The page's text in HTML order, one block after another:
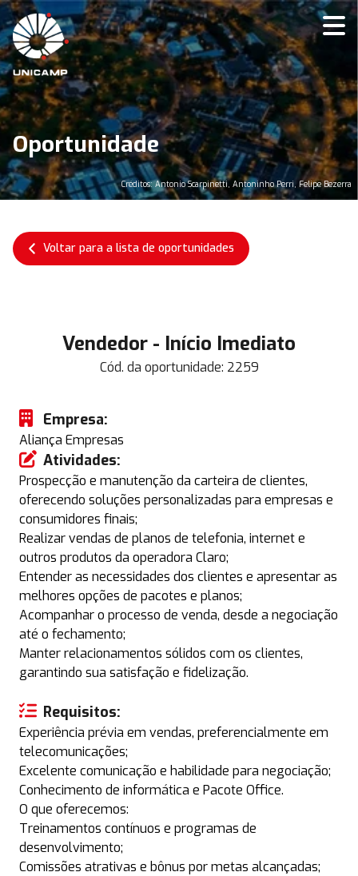
Oportunidade
Créditos: Antonio Scarpinetti, Antoninho Perri, Felipe Bezerra
Voltar para a lista de oportunidades
Vendedor - Início Imediato
Cód. da oportunidade: 2259
Empresa:
Aliança Empresas
Atividades:
Prospecção e manutenção da carteira de clientes,
oferecendo soluções personalizadas para empresas e
consumidores finais;
Realizar vendas de planos de telefonia, internet e
outros produtos da operadora Claro;
Entender as necessidades dos clientes e apresentar as
melhores opções de pacotes e planos;
Acompanhar o processo de venda, desde a negociação
até o fechamento;
Manter relacionamentos sólidos com os clientes,
garantindo sua satisfação e fidelização.
Requisitos:
Experiência prévia em vendas, preferencialmente em
telecomunicações;
Excelente comunicação e habilidade para negociação;
Conhecimento de informática e Pacote Office.
O que oferecemos:
Treinamentos contínuos e programas de
desenvolvimento;
Comissões atrativas e bônus por metas alcançadas;